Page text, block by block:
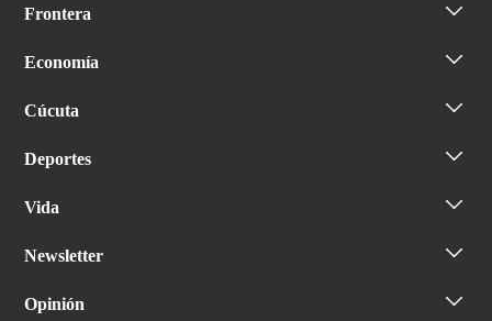
Frontera
Economía
Cúcuta
Deportes
Vida
Newsletter
Opinión